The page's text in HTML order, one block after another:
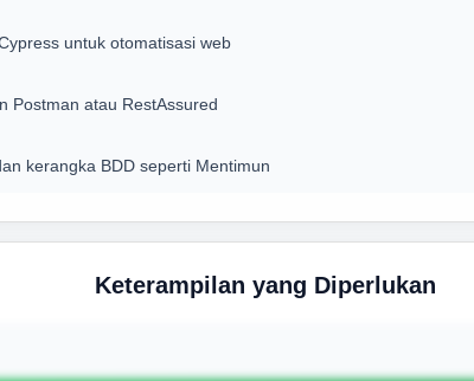
untuk otomatisasi web
Postman atau RestAssured
kerangka BDD seperti Mentimun
Keterampilan yang Diperlukan